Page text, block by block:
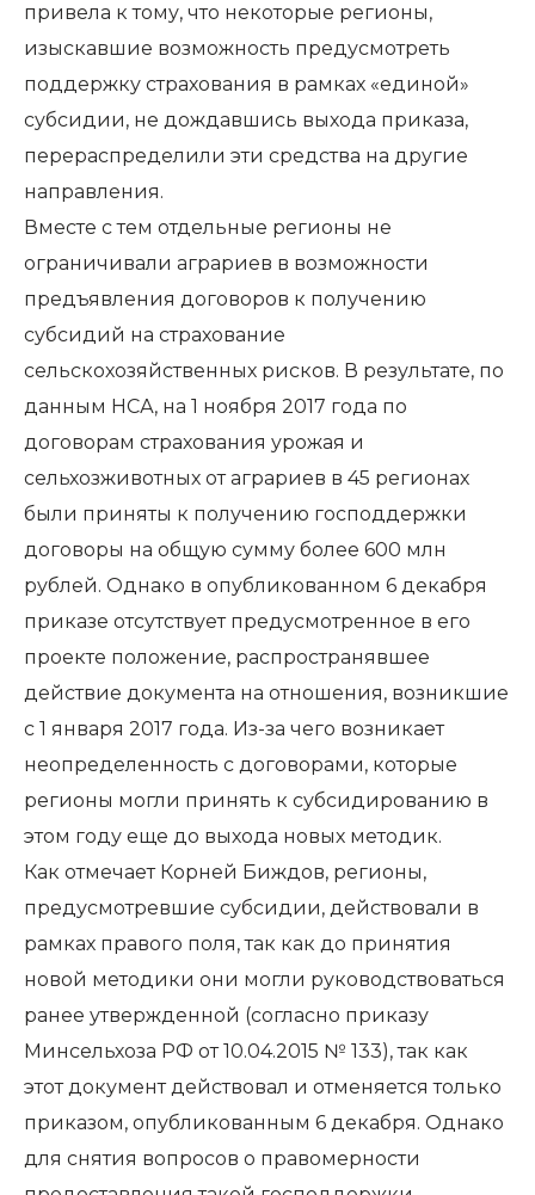
привела к тому, что некоторые регионы,
изыскавшие возможность предусмотреть
поддержку страхования в рамках «единой»
субсидии, не дождавшись выхода приказа,
перераспределили эти средства на другие
направления.
Вместе с тем отдельные регионы не
ограничивали аграриев в возможности
предъявления договоров к получению
субсидий на страхование
сельскохозяйственных рисков. В результате, по
данным НСА, на 1 ноября 2017 года по
договорам страхования урожая и
сельхозживотных от аграриев в 45 регионах
были приняты к получению господдержки
договоры на общую сумму более 600 млн
рублей. Однако в опубликованном 6 декабря
приказе отсутствует предусмотренное в его
проекте положение, распространявшее
действие документа на отношения, возникшие
с 1 января 2017 года. Из-за чего возникает
неопределенность с договорами, которые
регионы могли принять к субсидированию в
этом году еще до выхода новых методик.
Как отмечает Корней Биждов, регионы,
предусмотревшие субсидии, действовали в
рамках правого поля, так как до принятия
новой методики они могли руководствоваться
ранее утвержденной (согласно приказу
Минсельхоза РФ от 10.04.2015 № 133), так как
этот документ действовал и отменяется только
приказом, опубликованным 6 декабря. Однако
для снятия вопросов о правомерности